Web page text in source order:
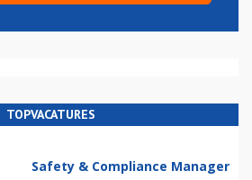
TOPVACATURES
Safety & Compliance Manager